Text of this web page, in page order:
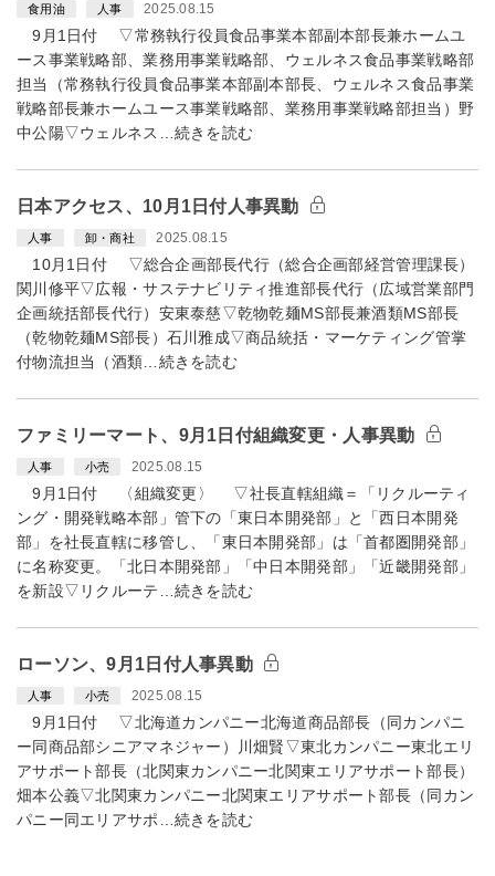
食用油 人事 2025.08.15
9月1日付 ▽常務執行役員食品事業本部副本部長兼ホームユ
ース事業戦略部、業務用事業戦略部、ウェルネス食品事業戦略部
担当（常務執行役員食品事業本部副本部長、ウェルネス食品事業
戦略部長兼ホームユース事業戦略部、業務用事業戦略部担当）野
中公陽▽ウェルネス…続きを読む
日本アクセス、10月1日付人事異動
人事 卸・商社 2025.08.15
10月1日付 ▽総合企画部長代行（総合企画部経営管理課長）
関川修平▽広報・サステナビリティ推進部長代行（広域営業部門
企画統括部長代行）安東泰慈▽乾物乾麺MS部長兼酒類MS部長
（乾物乾麺MS部長）石川雅成▽商品統括・マーケティング管掌
付物流担当（酒類…続きを読む
ファミリーマート、9月1日付組織変更・人事異動
人事 小売 2025.08.15
9月1日付 〈組織変更〉 ▽社長直轄組織＝「リクルーティ
ング・開発戦略本部」管下の「東日本開発部」と「西日本開発
部」を社長直轄に移管し、「東日本開発部」は「首都圏開発部」
に名称変更。「北日本開発部」「中日本開発部」「近畿開発部」
を新設▽リクルーテ…続きを読む
ローソン、9月1日付人事異動
人事 小売 2025.08.15
9月1日付 ▽北海道カンパニー北海道商品部長（同カンパニ
ー同商品部シニアマネジャー）川畑賢▽東北カンパニー東北エリ
アサポート部長（北関東カンパニー北関東エリアサポート部長）
畑本公義▽北関東カンパニー北関東エリアサポート部長（同カン
パニー同エリアサポ…続きを読む